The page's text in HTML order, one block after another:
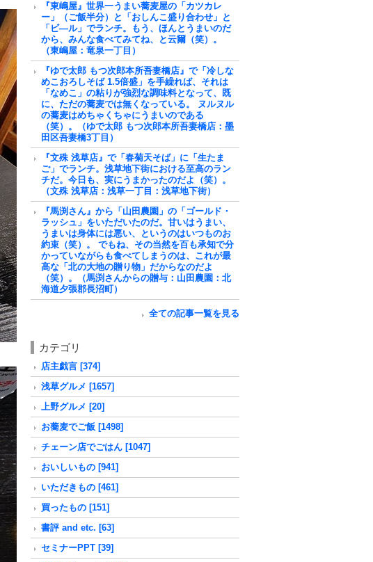
『東嶋屋』世界一うまい蕎麦屋の「カツカレ
ー」（ご飯半分）と「おしんこ盛り合わせ」と
「ビ―ル」でランチ。もう、ほんとうまいのだ
から、みんな食べてみてね、と云爾（笑）。
（東嶋屋：竜泉一丁目）
『ゆで太郎 もつ次郎本所吾妻橋店』で「冷しな
めこおろしそば 1.5倍盛」を手繰れば、それは
「なめこ」の粘りが強烈な調味料となって、既
に、ただの蕎麦では無くなっている。 ヌルヌル
の蕎麦はめちゃくちゃにうまいのである
（笑）。（ゆで太郎 もつ次郎本所吾妻橋店：墨
田区吾妻橋3丁目）
『文殊 浅草店』で「春菊天そば」に「生たま
ご」でランチ。浅草地下街における至高のラン
チだ。今日も、実にうまかったのだよ（笑）。
（文殊 浅草店：浅草一丁目：浅草地下街）
『馬渕さん』から「山田農園」の「ゴールド・
ラッシュ」をいただいたのだ。甘いはうまい、
うまいは身体には悪い、というのはいつものお
約束（笑）。 でもね、その当然を百も承知で分
かっていながらも食べてしまうのは、これが最
高な「北の大地の贈り物」だからなのだよ
（笑）。（馬渕さんからの贈与：山田農園：北
海道夕張郡長沼町）
全ての記事一覧を見る
カテゴリ
店主戯言 [374]
浅草グルメ [1657]
上野グルメ [20]
お蕎麦でご飯 [1498]
チェーン店でごはん [1047]
おいしいもの [941]
いただきもの [461]
買ったもの [151]
書評 and etc. [63]
セミナーPPT [39]